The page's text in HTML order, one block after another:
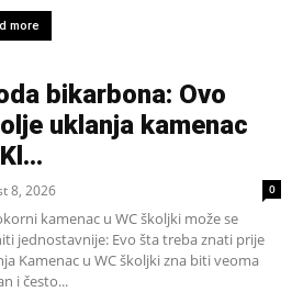
more
bikarbona: Ovo
uklanja kamenac
8, 2026 0
kamenac u WC školjki može se
jednostavnije: Evo šta treba znati prije
Kamenac u WC školjki zna biti veoma
i često...